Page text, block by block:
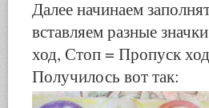
Далее начинаем
вставляем разные
ход, Стоп = Пропуск
Получилось вот так: